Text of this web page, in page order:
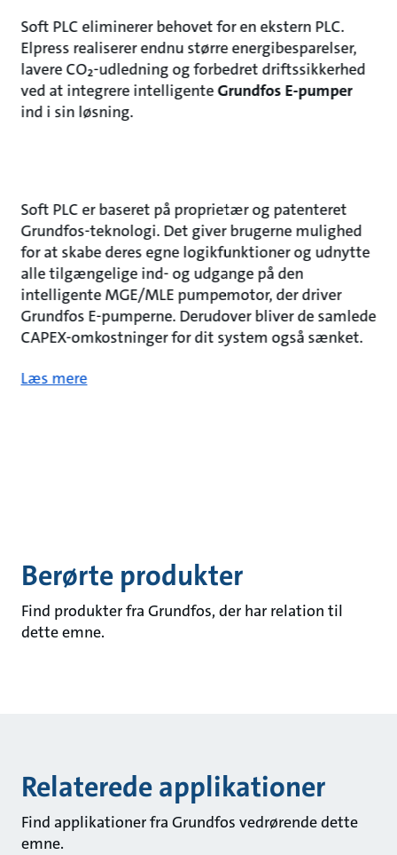
Soft PLC eliminerer behovet for en ekstern PLC.
Elpress realiserer endnu større energibesparelser,
lavere CO₂-udledning og forbedret driftssikkerhed
ved at integrere intelligenteGrundfos E-pumper
ind i sin løsning.
Soft PLC er baseret på proprietær og patenteret
Grundfos-teknologi. Det giver brugerne mulighed
for at skabe deres egne logikfunktioner og udnytte
alle tilgængelige ind- og udgange på den
intelligente MGE/MLE pumpemotor, der driver
Grundfos E-pumperne. Derudover bliver de samlede
CAPEX-omkostninger for dit system også sænket.
Læs mere
Berørte produkter
Find produkter fra Grundfos, der har relation til
dette emne.
Relaterede applikationer
Find applikationer fra Grundfos vedrørende dette
emne.